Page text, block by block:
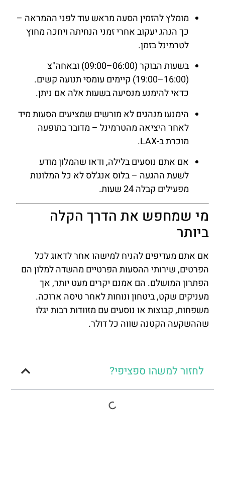
מומלץ להזמין הסעה מראש עוד לפני ההמראה –
כך הנהג יעקוב אחרי זמני הנחיתה ויחכה מחוץ
לטרמינל בזמן.
בשעות הבוקר (06:00–09:00) ובאחה"צ
(16:00–19:00) קיימים עומסי תנועה קשים.
כדאי להימנע מנסיעה בשעות אלה אם ניתן.
הימנעו מנהגים לא מורשים שמציעים הסעות מיד
לאחר היציאה מהטרמינל – מדובר בתופעה
מוכרת ב-LAX.
אם אתם נוסעים בלילה, ודאו שהמלון מודע
לשעת ההגעה – בלוס אנג'לס לא כל המלונות
מפעילים קבלה 24 שעות.
מי שמחפש את הדרך הקלה
ביותר
אם אתם מעדיפים להניח למישהו אחר לדאוג לכל
הפרטים, שירותי ההסעות הפרטיים מהשדה למלון הם
הפתרון המושלם. הם אמנם יקרים מעט יותר, אך
מעניקים שקט, ביטחון ונוחות לאחר טיסה ארוכה.
משפחות, קבוצות או נוסעים עם מזוודות רבות יגלו
שההשקעה הקטנה שווה כל דולר.
לחזור למשהו ספציפי?